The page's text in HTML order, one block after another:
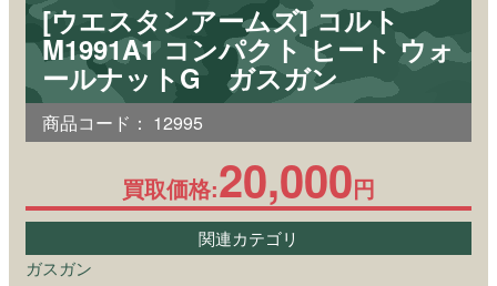
[ウエスタンアームズ] コルト
M1991A1 コンパクト ヒート ウォ
ールナットG ガスガン
商品コード： 12995
買取価格:20,000円
関連カテゴリ
ガスガン